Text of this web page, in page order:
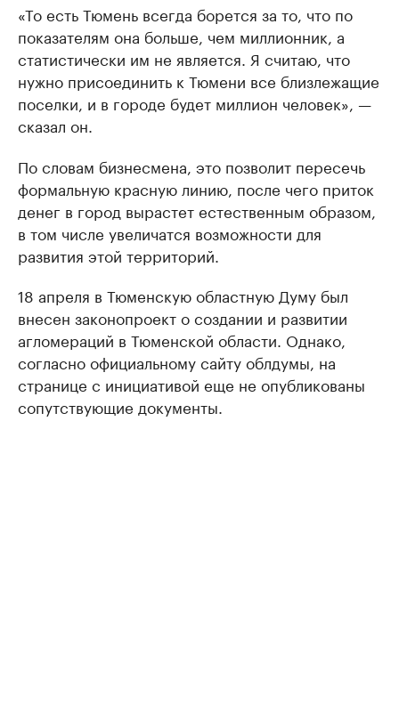
«То есть Тюмень всегда борется за то, что по
показателям она больше, чем миллионник, а
статистически им не является. Я считаю, что
нужно присоединить к Тюмени все близлежащие
поселки, и в городе будет миллион человек», —
сказал он.
По словам бизнесмена, это позволит пересечь
формальную красную линию, после чего приток
денег в город вырастет естественным образом,
в том числе увеличатся возможности для
развития этой территорий.
18 апреля в Тюменскую областную Думу был
внесен законопроект о создании и развитии
агломераций в Тюменской области. Однако,
согласно официальному сайту облдумы, на
странице с инициативой еще не опубликованы
сопутствующие документы.